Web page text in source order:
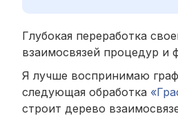
Глубокая переработка
взаимосвязей процедур и
Я лучше воспринимаю
следующая обработка
строит дерево